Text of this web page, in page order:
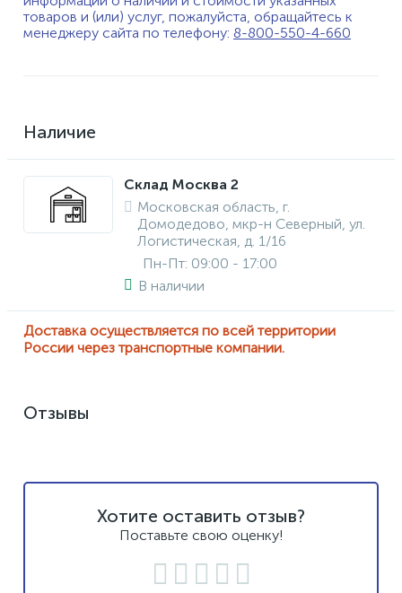
товаров и (или) услуг, пожалуйста, обращайтесь к
менеджеру сайта по телефону: 8-800-550-4-660
Наличие
Склад Москва 2
Московская область, г.
Домодедово, мкр-н Северный, ул.
Логистическая, д. 1/16
Пн-Пт: 09:00 - 17:00
В наличии
Доставка осуществляется по всей территории
России через транспортные компании.
Отзывы
Хотите оставить отзыв?
Поставьте свою оценку!